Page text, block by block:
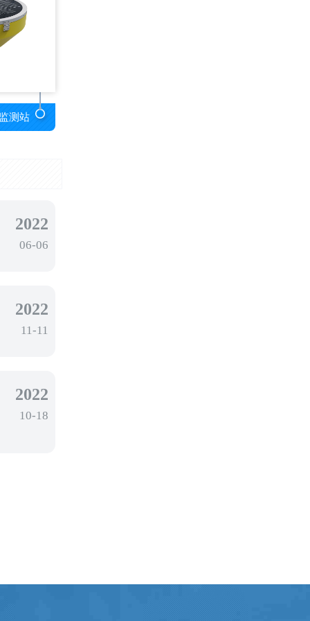
测站
2022
06-06
2022
11-11
2022
10-18